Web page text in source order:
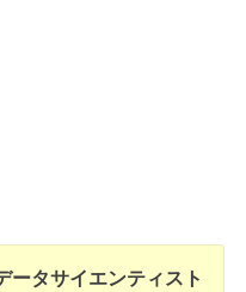
ータサイエンティスト